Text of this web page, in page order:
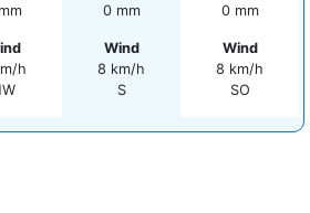
h
0 mm
Wind
8 km/h
S
0 mm
Wind
8 km/h
SO